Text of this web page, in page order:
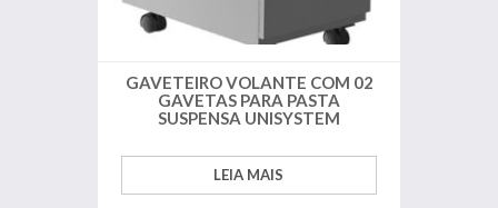
GAVETEIRO VOLANTE COM 02
GAVETAS PARA PASTA
SUSPENSA UNISYSTEM
LEIA MAIS